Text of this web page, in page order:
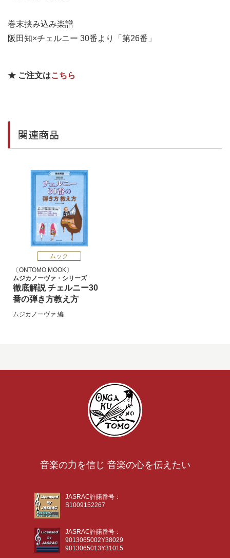
巻末挟み込み楽譜
阪田知×チェルニー 30番より「第26番」
★ ご注文はこちら
関連商品
ムック
ONTOMO MOOK
ムジカノーヴァ・シリーズ
徹底解説 チェルニー30
番の弾き方教え方
ムジカノーヴァ 編
音楽の力を信じ 音楽の心を伝えたい
JASRAC許諾番号：
S1009152267
JASRAC許諾番号：
9013065002Y38029
9013065013Y31015